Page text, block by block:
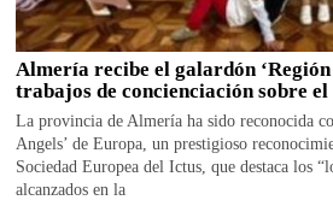
Almería recibe el galardón ‘Región
trabajos de concienciación sobre
La provincia de Almería ha sido reconocida
Angels’ de Europa, un prestigioso
Sociedad Europea del Ictus, que destaca los
alcanzados en la